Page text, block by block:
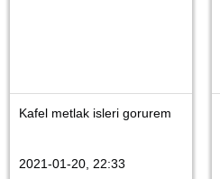
Kafel metlak isleri gorurem
2021-01-20, 22:33